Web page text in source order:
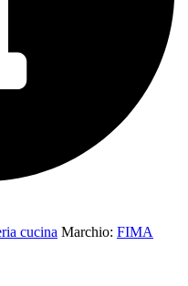
cucina Marchio: FIMA